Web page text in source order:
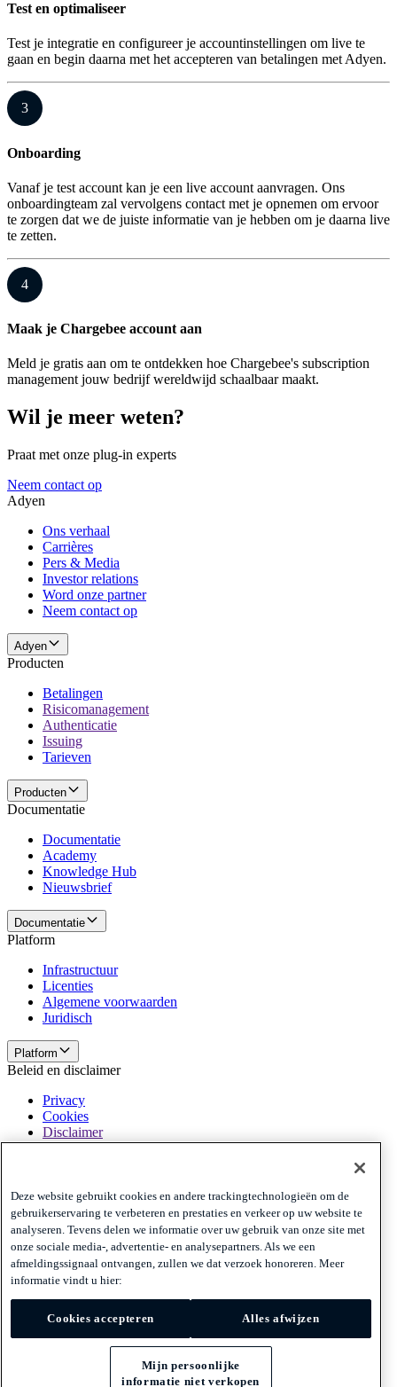
Test en optimaliseer
Test je integratie en configureer je accountinstellingen om live te
gaan en begin daarna met het accepteren van betalingen met Adyen.
3
Onboarding
Vanaf je test account kan je een live account aanvragen. Ons
onboardingteam zal vervolgens contact met je opnemen om ervoor
te zorgen dat we de juiste informatie van je hebben om je daarna live
te zetten.
4
Maak je Chargebee account aan
Meld je gratis aan om te ontdekken hoe Chargebee's subscription
management jouw bedrijf wereldwijd schaalbaar maakt.
Wil je meer weten?
Praat met onze plug-in experts
Neem contact op
Adyen
Ons verhaal
Carrières
Pers & Media
Investor relations
Word onze partner
Neem contact op
Adyen
Producten
Betalingen
Risicomanagement
Authenticatie
Issuing
Tarieven
Producten
Documentatie
Documentatie
Academy
Knowledge Hub
Nieuwsbrief
Documentatie
Platform
Infrastructuur
Licenties
Algemene voorwaarden
Juridisch
Platform
Beleid en disclaimer
Privacy
Cookies
Disclaimer
nieuwsbrief
Privacy
Cookies
Disclaimer
Deze website gebruikt cookies en andere trackingtechnologieën om de
gebruikerservaring te verbeteren en prestaties en verkeer op uw website te
analyseren. Tevens delen we informatie over uw gebruik van onze site met
onze sociale media-, advertentie- en analysepartners. Als we een
afmeldingssignaal ontvangen, zullen we dat verzoek honoreren. Meer
informatie vindt u hier:
Cookies accepteren Alles afwijzen
Mijn persoonlijke
informatie niet verkopen